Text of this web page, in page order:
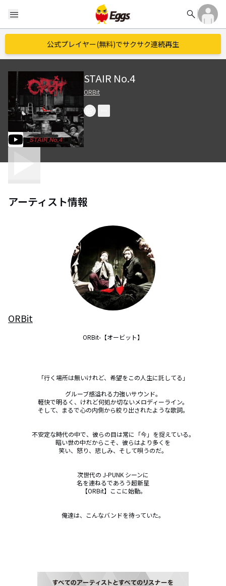
menu search
公式プレイヤー(無料)でサクサク連続再生
STAIR No.4
ORBit
アーティスト情報
ORBit
ORBit-【オービット】
「行く場所は無いけれど、希望をこの人生に託してる」
グルーブ感溢れる力強いサウンド。
軽快で明るく、けれど何処か切ないメロディーライン。
そして、まるで心の内側から絞り出されたような歌詞。
不安定な時代の中で、彼らの目は常に「今」を捉えている。
暗い世の中だからこそ、彼らはより多くを
笑い、怒り、悲しみ、そして唄うのだ。
次世代の J-PUNK シーンに
名を連ねるであろう超新星
俺達は、こんなバンドを待っていた。